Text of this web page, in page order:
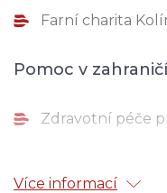
Farní charita
Pomoc v zahraničí
Zdravotní péče
Více informací